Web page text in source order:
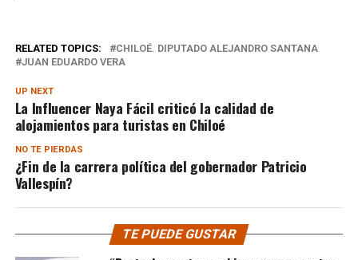
RELATED TOPICS:
CHILOÉ. DIPUTADO ALEJANDRO SANTANA
JUAN EDUARDO VERA
UP NEXT
La Influencer Naya Fácil criticó la calidad de
alojamientos para turistas en Chiloé
NO TE PIERDAS
¿Fin de la carrera política del gobernador Patricio
Vallespín?
TE PUEDE GUSTAR